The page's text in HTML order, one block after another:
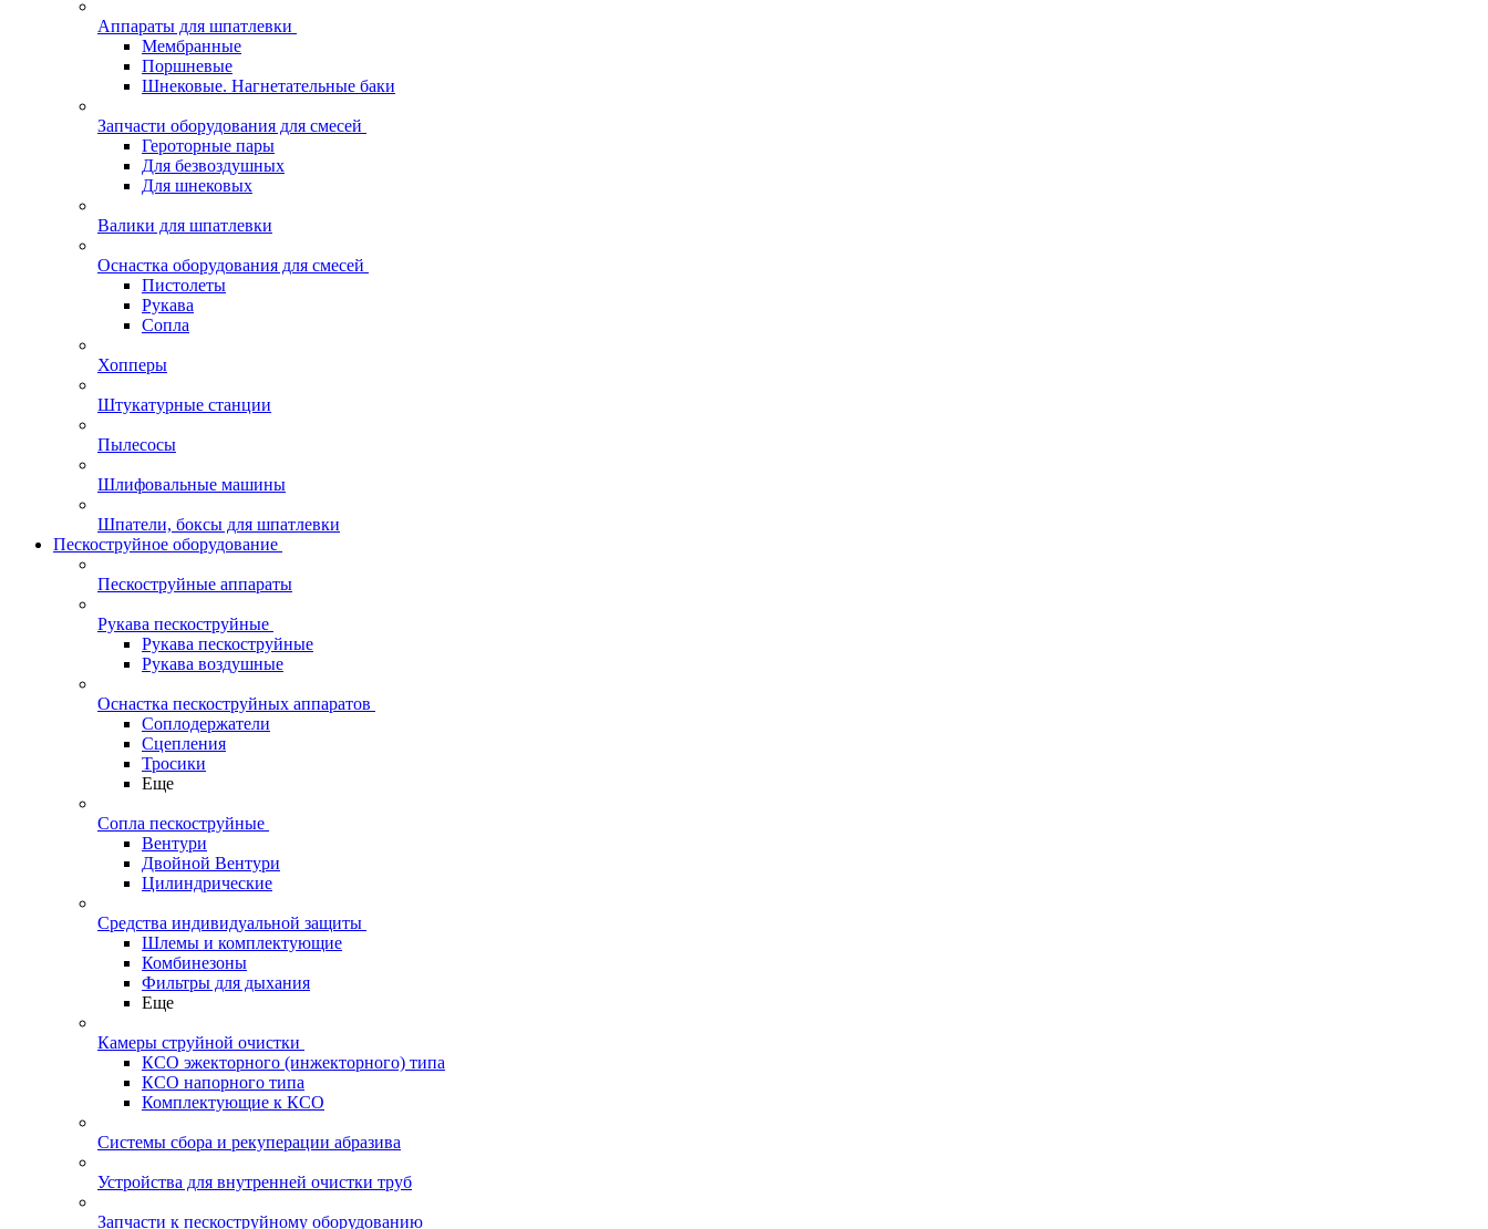
Аппараты для шпатлевки
Мембранные
Поршневые
Шнековые. Нагнетательные баки
Запчасти оборудования для смесей
Героторные пары
Для безвоздушных
Для шнековых
Валики для шпатлевки
Оснастка оборудования для смесей
Пистолеты
Рукава
Сопла
Хопперы
Штукатурные станции
Пылесосы
Шлифовальные машины
Шпатели, боксы для шпатлевки
Пескоструйное оборудование
Пескоструйные аппараты
Рукава пескоструйные
Рукава пескоструйные
Рукава воздушные
Оснастка пескоструйных аппаратов
Соплодержатели
Сцепления
Тросики
Еще
Сопла пескоструйные
Вентури
Двойной Вентури
Цилиндрические
Средства индивидуальной защиты
Шлемы и комплектующие
Комбинезоны
Фильтры для дыхания
Еще
Камеры струйной очистки
КСО эжекторного (инжекторного) типа
КСО напорного типа
Комплектующие к КСО
Системы сбора и рекуперации абразива
Устройства для внутренней очистки труб
Запчасти к пескоструйному оборудованию